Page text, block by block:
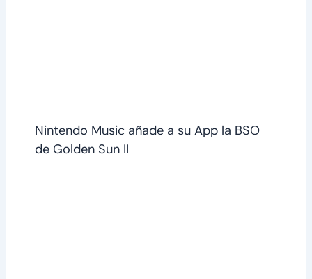
Nintendo Music añade a su App la BSO
de Golden Sun II